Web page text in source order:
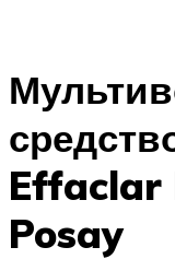
Effaclar
Posay